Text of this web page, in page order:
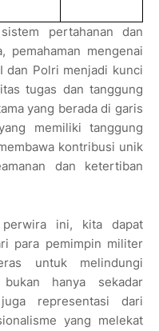
pertahanan dan
pemahaman mengenai
dan Polri menjadi kunci
tugas dan tanggung
yang berada di garis
memiliki tanggung
kontribusi unik
dan ketertiban
perwira ini, kita dapat
para pemimpin militer
untuk melindungi
hanya sekadar
representasi dari
yang melekat